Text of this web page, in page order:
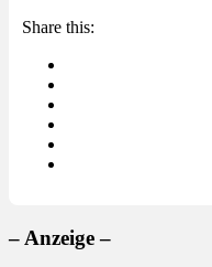
Share this:
– Anzeige –